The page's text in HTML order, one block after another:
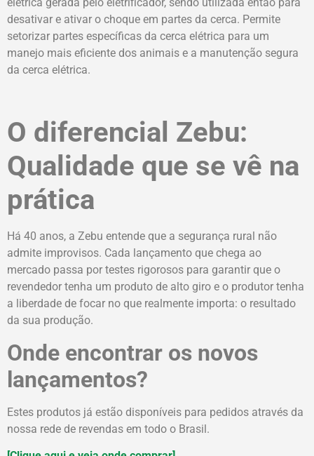
elétrica gerada pelo eletrificador, sendo utilizada então para
desativar e ativar o choque em partes da cerca. Permite
setorizar partes específicas da cerca elétrica para um
manejo mais eficiente dos animais e a manutenção segura
da cerca elétrica.
O diferencial Zebu:
Qualidade que se vê na
prática
Há 40 anos, a Zebu entende que a segurança rural não
admite improvisos. Cada lançamento que chega ao
mercado passa por testes rigorosos para garantir que o
revendedor tenha um produto de alto giro e o produtor tenha
a liberdade de focar no que realmente importa: o resultado
da sua produção.
Onde encontrar os novos
lançamentos?
Estes produtos já estão disponíveis para pedidos através da
nossa rede de revendas em todo o Brasil.